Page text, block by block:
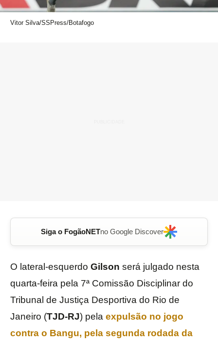
Vitor Silva/SSPress/Botafogo
Siga o FogãoNETno Google Discover
O lateral-esquerdo Gilson será julgado nesta
quarta-feira pela 7ª Comissão Disciplinar do
Tribunal de Justiça Desportiva do Rio de
Janeiro (TJD-RJ) pela expulsão no jogo
contra o Bangu, pela segunda rodada da